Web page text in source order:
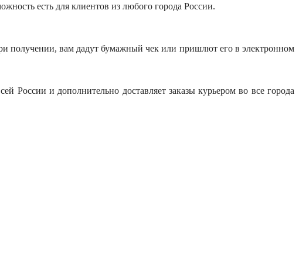
есть для клиентов из любого города России.
получении, вам дадут бумажный чек или пришлют его в электронном
России и дополнительно доставляет заказы курьером во все города